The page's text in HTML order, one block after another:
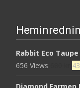
Rabbit Eco Taupe
656 Views